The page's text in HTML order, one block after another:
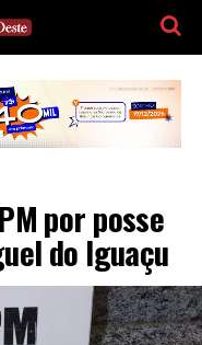
por posse
do Iguaçu